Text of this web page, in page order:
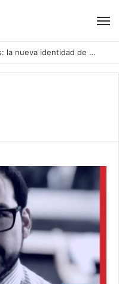
Albertz Parra Segovia Abogados: la nueva identidad de Segovia Consulting